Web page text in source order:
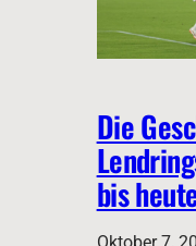
Die
bis